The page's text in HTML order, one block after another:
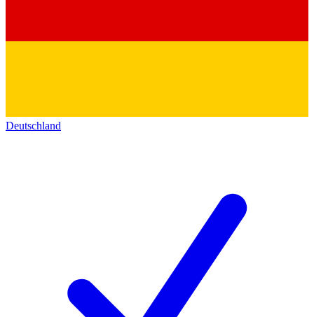
Deutschland